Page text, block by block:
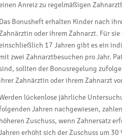
Anreiz zu regelmäßigen
Bonusheft erhalten Kinder nach
oder ihrem Zahnarzt. Für
17 Jahren gibt es ein
zwei Zahnarztbesuchen pro Jahr.
sollten der Bonusregelung
Zahnärztin oder ihrem Zahnarzt
lückenlose jährliche
Jahren nachgewiesen,
Zuschuss, wenn Zahnersatz
erhöht sich der Zuschuss um 30